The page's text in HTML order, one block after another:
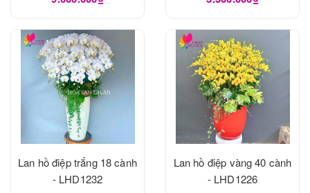
Lan hồ điệp trắng 18 cành
- LHD1232
Lan hồ điệp vàng 40 cành
- LHD1226